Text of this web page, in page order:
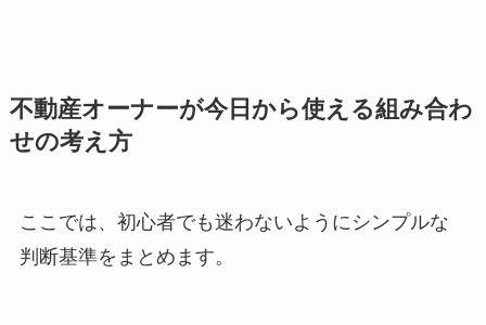
不動産オーナーが今日から使える組み合わ
せの考え方
ここでは、初心者でも迷わないようにシンプルな
判断基準をまとめます。